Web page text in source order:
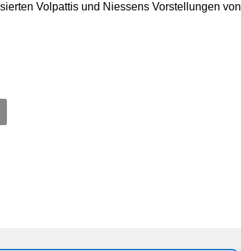
Volpattis und Niessens Vorstellungen von